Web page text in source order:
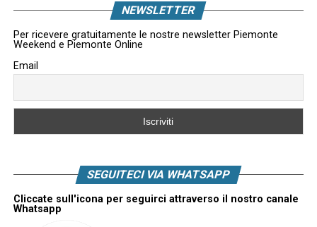
NEWSLETTER
Per ricevere gratuitamente le nostre newsletter Piemonte
Weekend e Piemonte Online
Email
SEGUITECI VIA WHATSAPP
Cliccate sull'icona per seguirci attraverso il nostro canale
Whatsapp